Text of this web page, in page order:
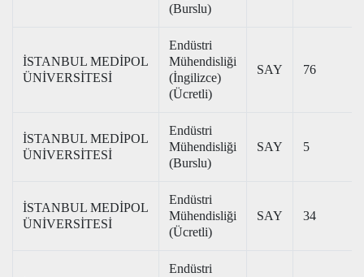
(Burslu)
İSTANBUL MEDİPOL
ÜNİVERSİTESİ
Endüstri
Mühendisliği
(İngilizce)
(Ücretli)
SAY 76
İSTANBUL MEDİPOL
ÜNİVERSİTESİ
Endüstri
Mühendisliği
(Burslu)
SAY 5
İSTANBUL MEDİPOL
ÜNİVERSİTESİ
Endüstri
Mühendisliği
(Ücretli)
SAY 34
Endüstri